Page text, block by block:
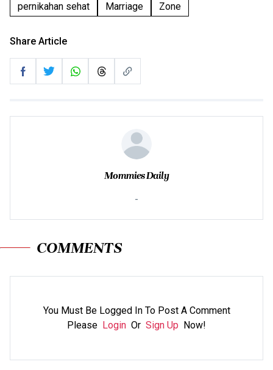
pernikahan sehat Marriage Zone
Share Article
Mommies Daily
-
COMMENTS
You Must Be Logged In To Post A Comment
Please Login Or Sign Up Now!